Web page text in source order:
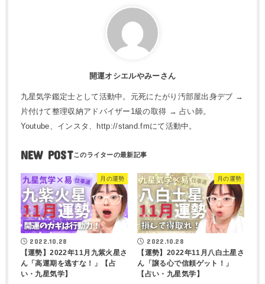
開運オシエルやみーさん
九星気学鑑定士として活動中。元死にたがり汚部屋出身デブ →
片付けて整理収納アドバイザー1級の取得 → 占い師。
Youtube、インスタ、http://stand.fmにて活動中。
NEW POST
月の運勢
2022.10.28
【運勢】2022年11月九紫火星さ
ん「高運期を逃すな！」【占
い・九星気学】
月の運勢
2022.10.28
【運勢】2022年11月八白土星さ
ん「譲る心で信頼ゲット！」
【占い・九星気学】